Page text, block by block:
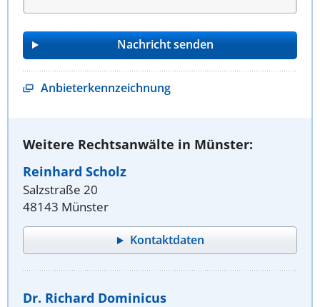
Anbieterkennzeichnung
Weitere Rechtsanwälte in Münster:
Reinhard Scholz
Salzstraße 20
48143 Münster
Kontaktdaten
Dr. Richard Dominicus